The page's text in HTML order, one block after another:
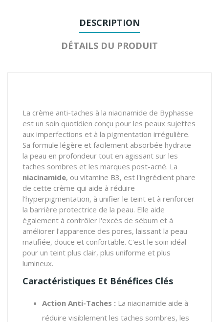
DESCRIPTION
DÉTAILS DU PRODUIT
La crème anti-taches à la niacinamide de Byphasse
est un soin quotidien conçu pour les peaux sujettes
aux imperfections et à la pigmentation irrégulière.
Sa formule légère et facilement absorbée hydrate
la peau en profondeur tout en agissant sur les
taches sombres et les marques post-acné. La
niacinamide, ou vitamine B3, est l'ingrédient phare
de cette crème qui aide à réduire
l'hyperpigmentation, à unifier le teint et à renforcer
la barrière protectrice de la peau. Elle aide
également à contrôler l'excès de sébum et à
améliorer l'apparence des pores, laissant la peau
matifiée, douce et confortable. C'est le soin idéal
pour un teint plus clair, plus uniforme et plus
lumineux.
Caractéristiques Et Bénéfices Clés
Action Anti-Taches : La niacinamide aide à
réduire visiblement les taches sombres, les